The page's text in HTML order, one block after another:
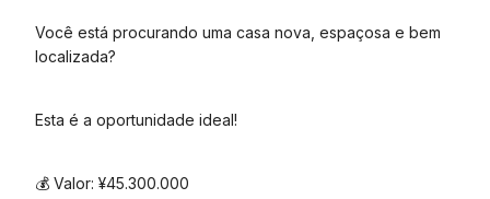
Você está procurando uma casa nova, espaçosa e bem
localizada?
Esta é a oportunidade ideal!
💰 Valor: ¥45.300.000